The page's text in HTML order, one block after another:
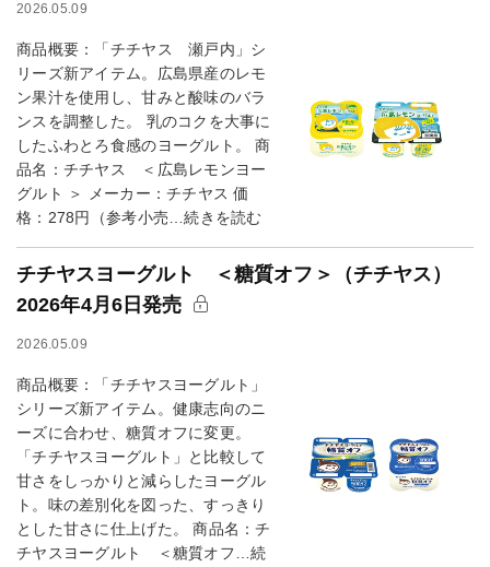
2026.05.09
商品概要：「チチヤス 瀬戸内」シ
リーズ新アイテム。広島県産のレモ
ン果汁を使用し、甘みと酸味のバラ
ンスを調整した。 乳のコクを大事に
したふわとろ食感のヨーグルト。 商
品名：チチヤス ＜広島レモンヨー
グルト ＞ メーカー：チチヤス 価
格：278円（参考小売…続きを読む
チチヤスヨーグルト ＜糖質オフ＞（チチヤス）
2026年4月6日発売
2026.05.09
商品概要：「チチヤスヨーグルト」
シリーズ新アイテム。健康志向のニ
ーズに合わせ、糖質オフに変更。
「チチヤスヨーグルト」と比較して
甘さをしっかりと減らしたヨーグル
ト。味の差別化を図った、すっきり
とした甘さに仕上げた。 商品名：チ
チヤスヨーグルト ＜糖質オフ…続